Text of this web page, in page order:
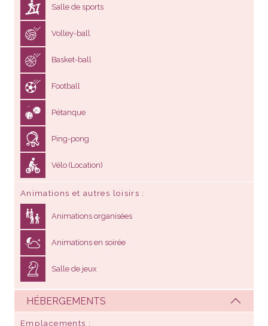
Salle de sports
Volley-ball
Basket-ball
Football
Pétanque
Ping-pong
Vélo (Location)
Animations et autres loisirs
Animations organisées
Animations en soirée
Salle de jeux
HÉBERGEMENTS
Emplacements